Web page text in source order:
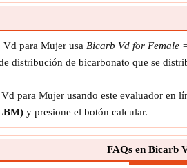
para Mujer usa Bicarb Vd for Female
distribución de bicarbonato que se
para Mujer usando este evaluador en
y presione el botón calcular.
FAQs en Bicarb